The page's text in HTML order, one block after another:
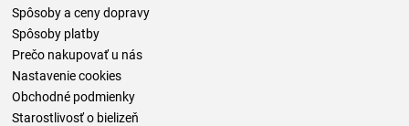
Spôsoby a ceny dopravy
Spôsoby platby
Prečo nakupovať u nás
Nastavenie cookies
Obchodné podmienky
Starostlivosť o bielizeň